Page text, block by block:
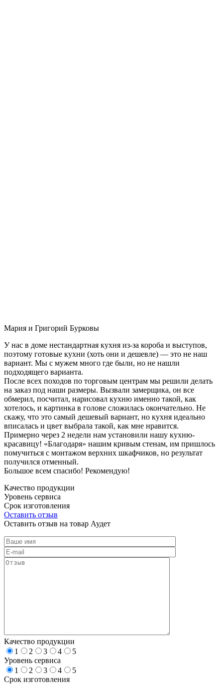
Мария и Григорий Бурковы
У нас в доме нестандартная кухня из-за короба и выступов,
поэтому готовые кухни (хоть они и дешевле) — это не наш
вариант. Мы с мужем много где были, но не нашли
подходящего варианта.
После всех походов по торговым центрам мы решили делать
на заказ под наши размеры. Вызвали замерщика, он все
обмерил, посчитал, нарисовал кухню именно такой, как
хотелось, и картинка в голове сложилась окончательно. Не
скажу, что это самый дешевый вариант, но кухня идеально
вписалась и цвет выбрала такой, как мне нравится.
Примерно через 2 недели нам установили нашу кухню-
красавицу! «Благодаря» нашим кривым стенам, им пришлось
помучиться с монтажом верхних шкафчиков, но результат
получился отменный.
Большое всем спасибо! Рекомендую!
Качество продукции
Уровень сервиса
Срок изготовления
Оставить отзыв
Оставить отзыв на товар Аудет
Качество продукции
1
2 3 4
5
Уровень сервиса
1
2 3 4
5
Срок изготовления